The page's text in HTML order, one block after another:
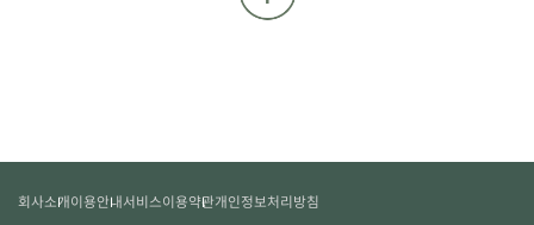
회사소개이용안내서비스이용약관개인정보처리방침